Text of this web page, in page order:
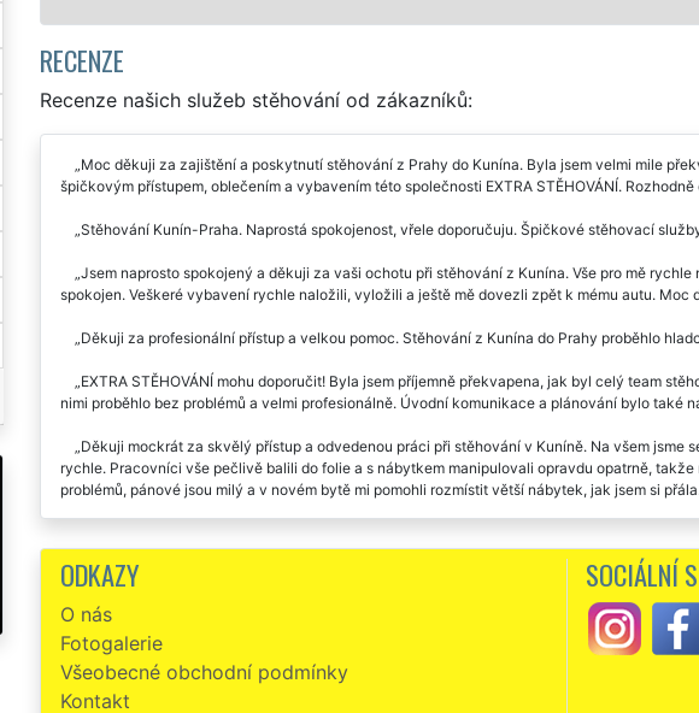
RECENZE
Recenze našich služeb stěhování od zákazníků:
Moc děkuji za zajištění a poskytnutí stěhování z Prahy do Kunína. Byla jsem velmi mile
špičkovým přístupem, oblečením a vybavením této společnosti EXTRA STĚHOVÁNÍ.
Stěhování Kunín-Praha. Naprostá spokojenost, vřele doporučuju. Špičkové stěhovací
Jsem naprosto spokojený a děkuji za vaši ochotu při stěhování z Kunína. Vše pro mě
spokojen. Veškeré vybavení rychle naložili, vyložili a ještě mě dovezli zpět k mému autu. Moc
Děkuji za profesionální přístup a velkou pomoc. Stěhování z Kunína do Prahy proběhlo
EXTRA STĚHOVÁNÍ mohu doporučit! Byla jsem příjemně překvapena, jak byl celý team
nimi proběhlo bez problémů a velmi profesionálně. Úvodní komunikace a plánování bylo také
Děkuji mockrát za skvělý přístup a odvedenou práci při stěhování v Kuníně. Na všem jsme
rychle. Pracovníci vše pečlivě balili do folie a s nábytkem manipulovali opravdu opatrně,
problémů, pánové jsou milý a v novém bytě mi pomohli rozmístit větší nábytek, jak jsem si přála.
se jedná o stěhováky profesionály. Jednoznačně doporučuju.
Precizní, slušní, milí a velmi ochotní. Skutečně mohu vřele doporučit. Již jsem v Kuníně
STĚHOVÁNÍ. Jejich přístup k práci předčil moje očekávání. Ještě jednou vám touto cestou moc
Stěhování Kunín -Prešov. Velká spokojenost se stěhováním i cenou. Děkuji a doporučuji.
ODKAZY
O nás
Fotogalerie
Všeobecné obchodní podmínky
Kontakt
SOCIÁLNÍ